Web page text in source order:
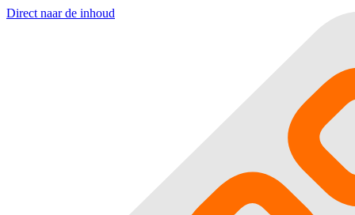
Direct naar de inhoud